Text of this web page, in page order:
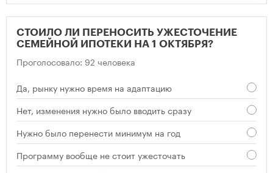
СТОИЛО ЛИ ПЕРЕНОСИТЬ УЖЕСТОЧЕНИЕ
СЕМЕЙНОЙ ИПОТЕКИ НА 1 ОКТЯБРЯ?
Проголосовало: 92 человека
Да, рынку нужно время на адаптацию
Нет, изменения нужно было вводить сразу
Нужно было перенести минимум на год
Программу вообще не стоит ужесточать